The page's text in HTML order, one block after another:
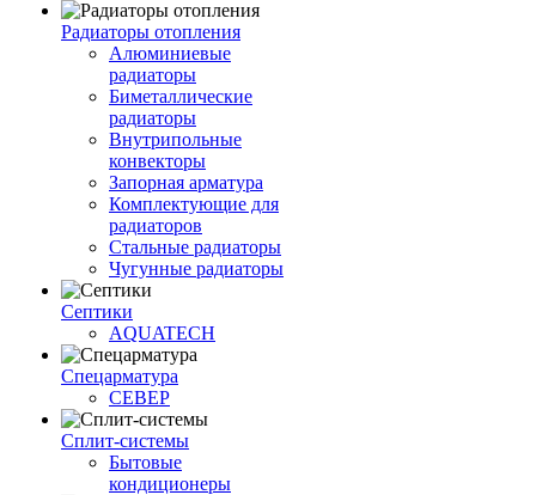
Радиаторы отопления
Алюминиевые
радиаторы
Биметаллические
радиаторы
Внутрипольные
конвекторы
Запорная арматура
Комплектующие для
радиаторов
Стальные радиаторы
Чугунные радиаторы
Септики
AQUATECH
Спецарматура
СЕВЕР
Сплит-системы
Бытовые
кондиционеры